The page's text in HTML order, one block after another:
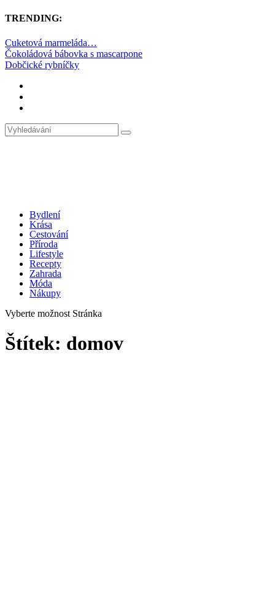
TRENDING:
Cuketová marmeláda…
Čokoládová bábovka s mascarpone
Dobčické rybníčky
Bydlení
Krása
Cestování
Příroda
Lifestyle
Recepty
Zahrada
Móda
Nákupy
Vyberte možnost Stránka
Štítek: domov